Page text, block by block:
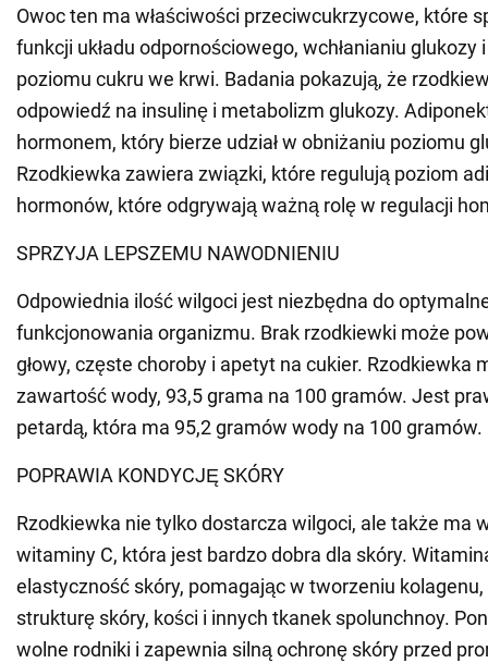
Owoc ten ma właściwości przeciwcukrzycowe, które
funkcji układu odpornościowego, wchłanianiu glukozy
poziomu cukru we krwi. Badania pokazują, że
odpowiedź na insulinę i metabolizm glukozy.
hormonem, który bierze udział w obniżaniu poziomu
Rzodkiewka zawiera związki, które regulują poziom
hormonów, które odgrywają ważną rolę w regulacji
SPRZYJA LEPSZEMU NAWODNIENIU
Odpowiednia ilość wilgoci jest niezbędna do
funkcjonowania organizmu. Brak rzodkiewki może
głowy, częste choroby i apetyt na cukier. Rzodkiewka
zawartość wody, 93,5 grama na 100 gramów. Jest
petardą, która ma 95,2 gramów wody na 100 gramów.
POPRAWIA KONDYCJĘ SKÓRY
Rzodkiewka nie tylko dostarcza wilgoci, ale także ma
witaminy C, która jest bardzo dobra dla skóry.
elastyczność skóry, pomagając w tworzeniu
strukturę skóry, kości i innych tkanek spolunchnoy.
wolne rodniki i zapewnia silną ochronę skóry przed